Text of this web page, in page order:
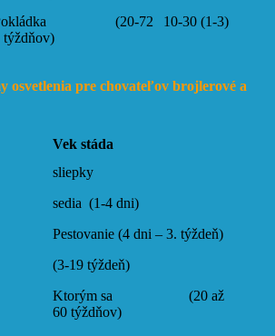
(20-72
týždňov)
10-30 (1-3)
osvetlenia pre chovateľov brojlerové a
Vek stáda
sliepky
sedia (1-4 dni)
Pestovanie (4 dni – 3. týždeň)
(3-19 týždeň)
Ktorým sa (20 až
60 týždňov)